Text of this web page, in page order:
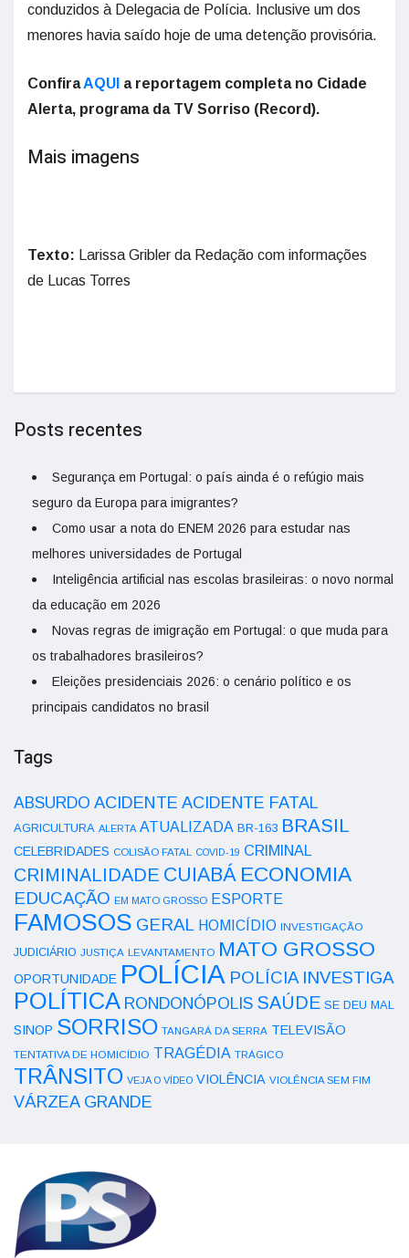
conduzidos à Delegacia de Polícia. Inclusive um dos
menores havia saído hoje de uma detenção provisória.
ConfiraAQUI a reportagem completa no Cidade
Alerta, programa da TV Sorriso (Record).
Mais imagens
Texto: Larissa Gribler da Redação com informações
de Lucas Torres
Posts recentes
Segurança em Portugal: o país ainda é o refúgio mais
seguro da Europa para imigrantes?
Como usar a nota do ENEM 2026 para estudar nas
melhores universidades de Portugal
Inteligência artificial nas escolas brasileiras: o novo normal
da educação em 2026
Novas regras de imigração em Portugal: o que muda para
os trabalhadores brasileiros?
Eleições presidenciais 2026: o cenário político e os
principais candidatos no brasil
Tags
ABSURDO ACIDENTE ACIDENTE FATAL
AGRICULTURA ALERTA ATUALIZADA BR-163 BRASIL
CELEBRIDADES COLISÃO FATAL COVID-19 CRIMINAL
CRIMINALIDADE CUIABÁ ECONOMIA
EDUCAÇÃO EM MATO GROSSO ESPORTE
FAMOSOS GERAL HOMICÍDIO INVESTIGAÇÃO
JUDICIÁRIO JUSTIÇA LEVANTAMENTO MATO GROSSO
OPORTUNIDADE POLÍCIA POLÍCIA INVESTIGA
POLÍTICA RONDONÓPOLIS SAÚDE SE DEU MAL
SINOP SORRISO TANGARÁ DA SERRA TELEVISÃO
TENTATIVA DE HOMICÍDIO TRAGÉDIA TRÁGICO
TRÂNSITO VEJA O VÍDEO VIOLÊNCIA VIOLÊNCIA SEM FIM
VÁRZEA GRANDE